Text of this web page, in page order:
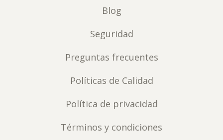
Blog
Seguridad
Preguntas frecuentes
Políticas de Calidad
Política de privacidad
Términos y condiciones